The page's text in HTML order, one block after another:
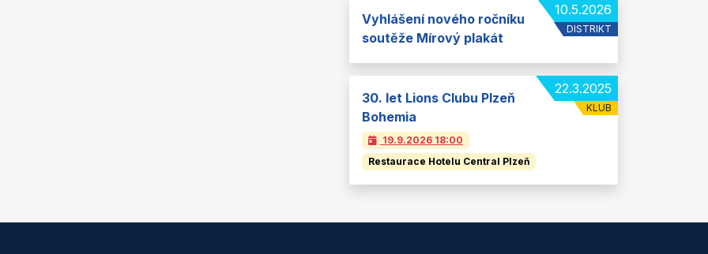
10.5.2026
DISTRIKT
Vyhlášení nového ročníku
soutěže Mírový plakát
22.3.2025
KLUB
30. let Lions Clubu Plzeň
Bohemia
19.9.2026 18:00
Restaurace Hotelu Central Plzeň